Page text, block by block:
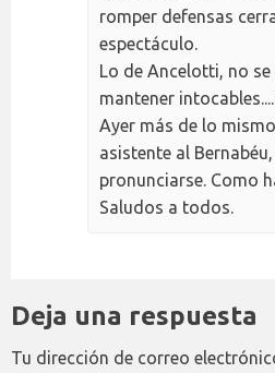
romper defensas
espectáculo.
Lo de Ancelotti, no se
mantener
Ayer más de lo
asistente al
pronunciarse. Como
Saludos a todos.
Deja una respuesta
Tu dirección de correo